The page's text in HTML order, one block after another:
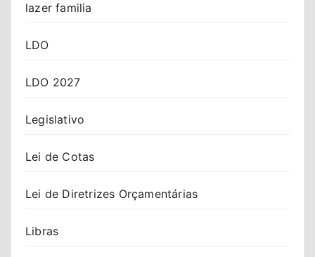
lazer familia
LDO
LDO 2027
Legislativo
Lei de Cotas
Lei de Diretrizes Orçamentárias
Libras